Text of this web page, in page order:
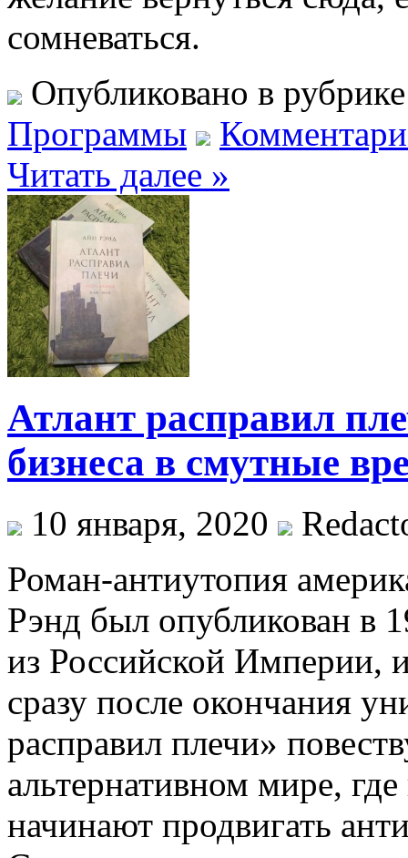
сомневаться.
Опубликовано в
Программы
Читать далее »
Атлант расправил
бизнеса в смутные
10 января, 2020
Роман-антиутопия
Рэнд был опубликован в
из Российской
сразу после окончания
расправил плечи»
альтернативном мире,
начинают продвигать